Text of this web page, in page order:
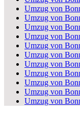
Umzug von
Umzug von
Umzug von
Umzug von
Umzug von
Umzug von
Umzug von
Umzug von
Umzug von
Umzug von
Umzug von